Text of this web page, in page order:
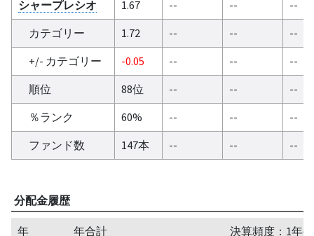
シャープレシオ
1.67 -- --
--
カテゴリー
1.72 -- --
--
+/- カテゴリー
-0.05 -- --
--
順位
88位 -- --
--
％ランク
60% -- --
--
ファンド数
147本 -- -- --
分配金履歴
年 年合計 決算頻度：1年